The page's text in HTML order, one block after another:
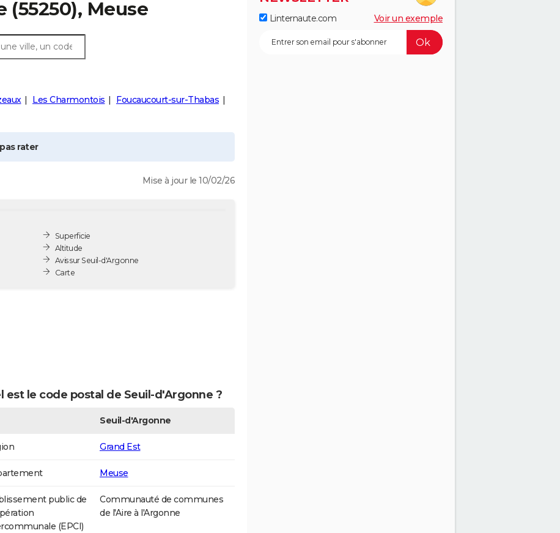
(55250), Meuse
Les Charmontois
Foucaucourt-sur-Thabas
rater
Mise à jour le 10/02/26
Superficie
Altitude
Avis sur Seuil-d'Argonne
Carte
est le code postal de Seuil-d'Argonne ?
Seuil-d'Argonne
Grand Est
Meuse
public de
(EPCI)
Communauté de communes
de l'Aire à l'Argonne
Linternaute.com Voir un exemple